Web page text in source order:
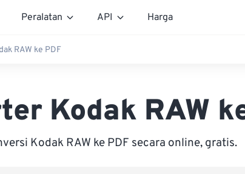
Peralatan API Harga
RAW ke PDF
Kodak RAW
Kodak RAW ke PDF secara online, gratis.